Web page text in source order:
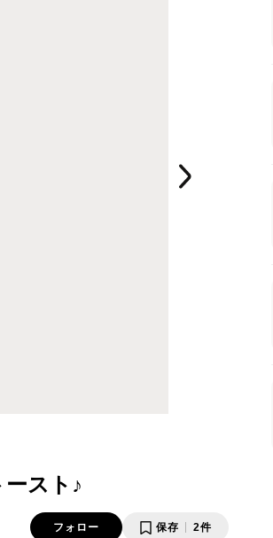
スト♪
フォロー 保存 2件